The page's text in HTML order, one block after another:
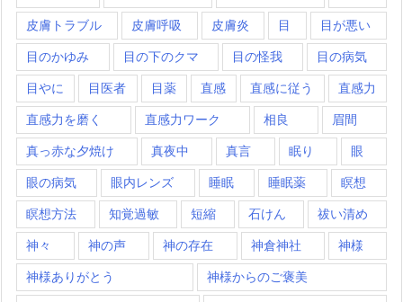
皮膚トラブル 皮膚呼吸 皮膚炎 目 目が悪い
目のかゆみ 目の下のクマ 目の怪我 目の病気
目やに 目医者 目薬 直感 直感に従う 直感力
直感力を磨く 直感力ワーク 相良 眉間
真っ赤な夕焼け 真夜中 真言 眠り 眼
眼の病気 眼内レンズ 睡眠 睡眠薬 瞑想
瞑想方法 知覚過敏 短縮 石けん 祓い清め
神々 神の声 神の存在 神倉神社 神様
神様ありがとう 神様からのご褒美